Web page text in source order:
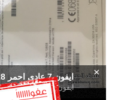
ايفون 7 عادي احمر 128 قيقا اخو الجديد
ايفون 7 عادي احمر 128 قيقا اخو الجديد
×